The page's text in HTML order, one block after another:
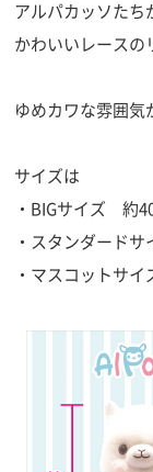
アルパカッソたち
かわいいレースの
ゆめカワな雰囲
サイズは
・BIGサイズ 約
・スタンダード
・マスコットサ